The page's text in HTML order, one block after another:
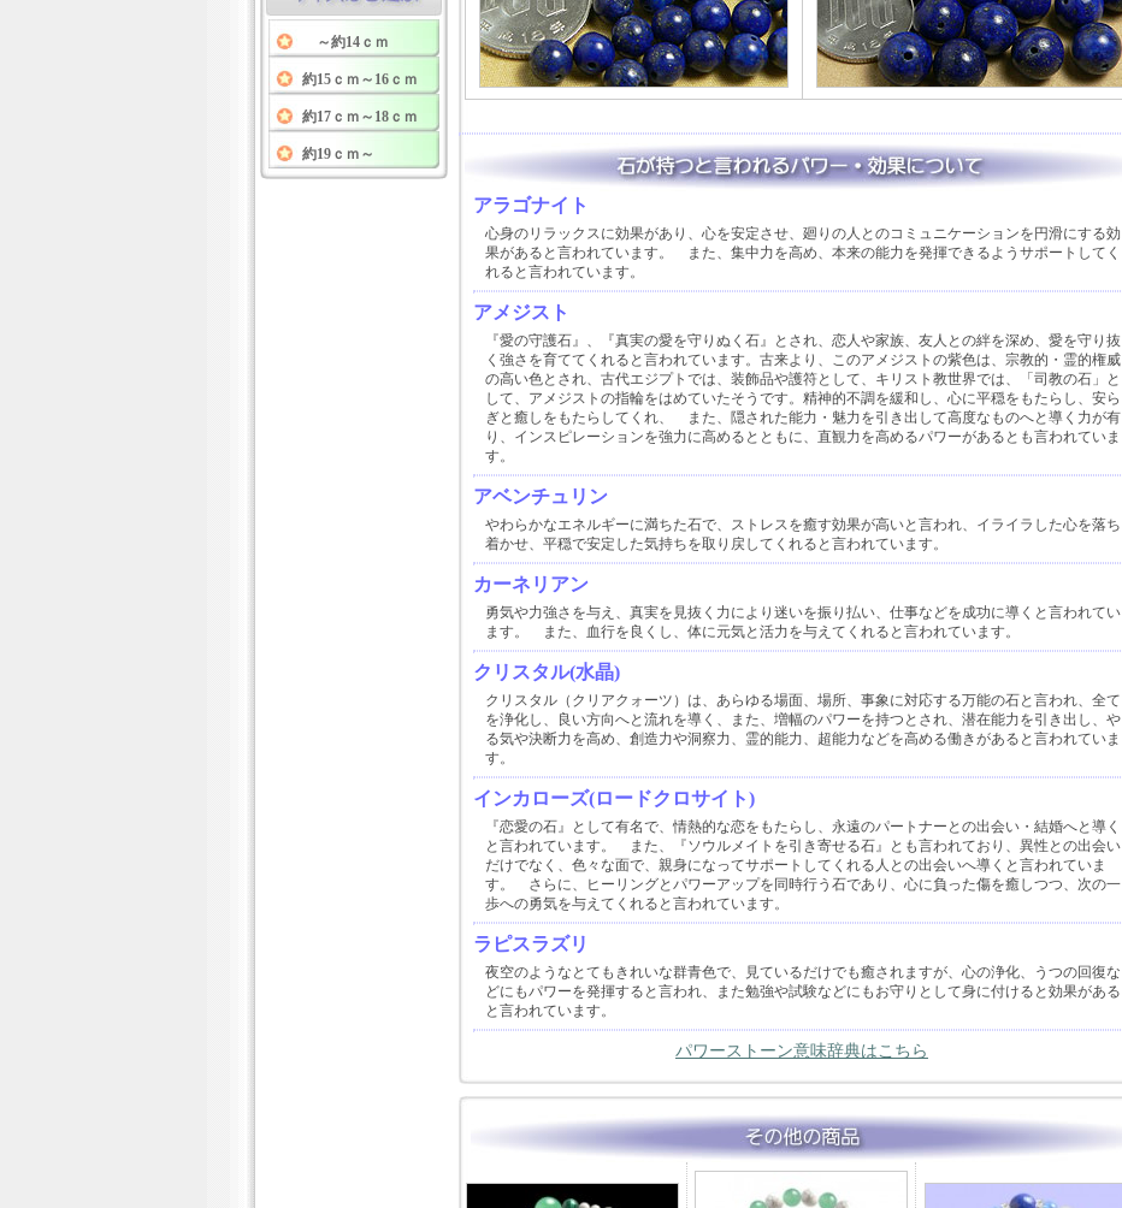
～約14ｃｍ
約15ｃｍ～16ｃｍ
約17ｃｍ～18ｃｍ
約19ｃｍ～
アラゴナイト
心身のリラックスに効果があり、心を安定させ、廻りの人とのコミュニケーションを円滑にする効
果があると言われています。 また、集中力を高め、本来の能力を発揮できるようサポートしてく
れると言われています。
アメジスト
『愛の守護石』、『真実の愛を守りぬく石』とされ、恋人や家族、友人との絆を深め、愛を守り抜
く強さを育ててくれると言われています。古来より、このアメジストの紫色は、宗教的・霊的権威
の高い色とされ、古代エジプトでは、装飾品や護符として、キリスト教世界では、「司教の石」と
して、アメジストの指輪をはめていたそうです。精神的不調を緩和し、心に平穏をもたらし、安ら
ぎと癒しをもたらしてくれ、 また、隠された能力・魅力を引き出して高度なものへと導く力が有
り、インスピレーションを強力に高めるとともに、直観力を高めるパワーがあるとも言われていま
す。
アベンチュリン
やわらかなエネルギーに満ちた石で、ストレスを癒す効果が高いと言われ、イライラした心を落ち
着かせ、平穏で安定した気持ちを取り戻してくれると言われています。
カーネリアン
勇気や力強さを与え、真実を見抜く力により迷いを振り払い、仕事などを成功に導くと言われてい
ます。 また、血行を良くし、体に元気と活力を与えてくれると言われています。
クリスタル(水晶)
クリスタル（クリアクォーツ）は、あらゆる場面、場所、事象に対応する万能の石と言われ、全て
を浄化し、良い方向へと流れを導く、また、増幅のパワーを持つとされ、潜在能力を引き出し、や
る気や決断力を高め、創造力や洞察力、霊的能力、超能力などを高める働きがあると言われていま
す。
インカローズ(ロードクロサイト)
『恋愛の石』として有名で、情熱的な恋をもたらし、永遠のパートナーとの出会い・結婚へと導く
と言われています。 また、『ソウルメイトを引き寄せる石』とも言われており、異性との出会い
だけでなく、色々な面で、親身になってサポートしてくれる人との出会いへ導くと言われていま
す。 さらに、ヒーリングとパワーアップを同時行う石であり、心に負った傷を癒しつつ、次の一
歩への勇気を与えてくれると言われています。
ラピスラズリ
夜空のようなとてもきれいな群青色で、見ているだけでも癒されますが、心の浄化、うつの回復な
どにもパワーを発揮すると言われ、また勉強や試験などにもお守りとして身に付けると効果がある
と言われています。
パワーストーン意味辞典はこちら